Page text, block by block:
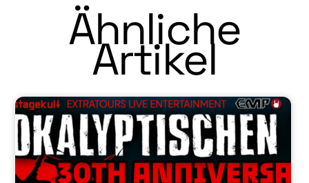
Ähnliche
Artikel